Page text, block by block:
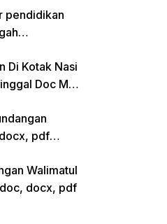
pendidikan
Di Kotak Nasi
Doc Ms.
pdf
Walimatul
docx, pdf